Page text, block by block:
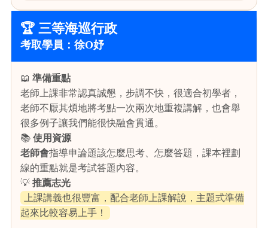
🏆 三等海巡行政
考取學員：徐O妤
📖 準備重點
老師上課非常認真誠懇，步調不快，很適合初學者，
老師不厭其煩地將考點一次兩次地重複講解，也會舉
很多例子讓我們能很快融會貫通。
📚 使用資源
老師會指導申論題該怎麼思考、怎麼答題，課本裡劃
線的重點就是考試答題內容。
💡 推薦志光
上課講義也很豐富，配合老師上課解說，主題式準備
起來比較容易上手！